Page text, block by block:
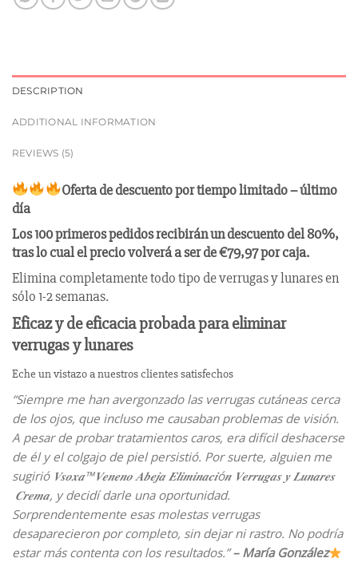
DESCRIPTION
ADDITIONAL INFORMATION
REVIEWS (5)
Oferta de descuento por tiempo limitado – último
día
Los 100 primeros pedidos recibirán un descuento del 80%,
tras lo cual el precio volverá a ser de €79,97 por caja.
Elimina completamente todo tipo de verrugas y lunares en
sólo 1-2 semanas.
Eficaz y de eficacia probada para eliminar
verrugas y lunares
Eche un vistazo a nuestros clientes satisfechos
“Siempre me han avergonzado las verrugas cutáneas cerca
de los ojos, que incluso me causaban problemas de visión.
A pesar de probar tratamientos caros, era difícil deshacerse
de él y el colgajo de piel persistió. Por suerte, alguien me
sugirió 𝑽𝒔𝒐𝒙𝒂™𝑽𝒆𝒏𝒆𝒏𝒐 𝑨𝒃𝒆𝒋𝒂 𝑬𝒍𝒊𝒎𝒊𝒏𝒂𝒄𝒊ó𝒏 𝑽𝒆𝒓𝒓𝒖𝒈𝒂𝒔 𝒚 𝑳𝒖𝒏𝒂𝒓𝒆𝒔
𝑪𝒓𝒆𝒎𝒂, y decidí darle una oportunidad.
Sorprendentemente esas molestas verrugas
desaparecieron por completo, sin dejar ni rastro. No podría
estar más contenta con los resultados.”– María González